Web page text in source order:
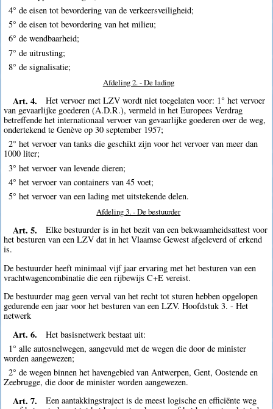
4° de eisen tot bevordering van de verkeersveiligheid;
5° de eisen tot bevordering van het milieu;
6° de wendbaarheid;
7° de uitrusting;
8° de signalisatie;
Afdeling 2. - De lading
Art. 4.
Het vervoer met LZV wordt niet toegelaten voor: 1° het vervoer
van gevaarlijke goederen (A.D.R.), vermeld in het Europees Verdrag
betreffende het internationaal vervoer van gevaarlijke goederen over de weg,
ondertekend te Genève op 30 september 1957;
2° het vervoer van tanks die geschikt zijn voor het vervoer van meer dan
1000 liter;
3° het vervoer van levende dieren;
4° het vervoer van containers van 45 voet;
5° het vervoer van een lading met uitstekende delen.
Afdeling 3. - De bestuurder
Art. 5.
Elke bestuurder is in het bezit van een bekwaamheidsattest voor
het besturen van een LZV dat in het Vlaamse Gewest afgeleverd of erkend
is.
De bestuurder heeft minimaal vijf jaar ervaring met het besturen van een
vrachtwagencombinatie die een rijbewijs C+E vereist.
De bestuurder mag geen verval van het recht tot sturen hebben opgelopen
gedurende een jaar voor het besturen van een LZV. Hoofdstuk 3. - Het
netwerk
Art. 6.
Het basisnetwerk bestaat uit:
1° alle autosnelwegen, aangevuld met de wegen die door de minister
worden aangewezen;
2° de wegen binnen het havengebied van Antwerpen, Gent, Oostende en
Zeebrugge, die door de minister worden aangewezen.
Art. 7.
Een aantakkingstraject is de meest logische en efficiënte weg